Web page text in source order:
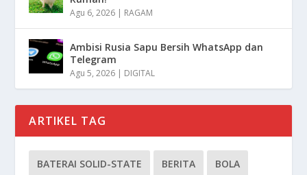
Agu 6, 2026 | RAGAM
Ambisi Rusia Sapu Bersih WhatsApp dan
Telegram
Agu 5, 2026 | DIGITAL
ARTIKEL TAG
BATERAI SOLID-STATE BERITA BOLA